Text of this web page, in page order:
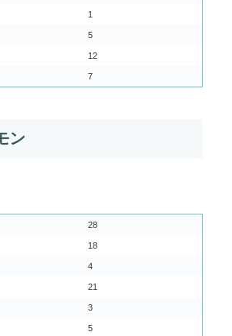
1
5
12
7
ン
28
18
4
21
3
5